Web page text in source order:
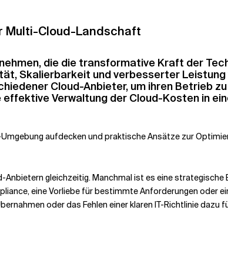
Multi-Cloud-Landschaft
die die transformative Kraft der
Skalierbarkeit und verbesserter Leistung
Cloud-Anbieter, um ihren Betrieb
Verwaltung der Cloud-Kosten in
aufdecken und praktische Ansätze zur
gleichzeitig. Manchmal ist es eine strategische
eine Vorliebe für bestimmte Anforderungen oder
oder das Fehlen einer klaren IT-Richtlinie dazu